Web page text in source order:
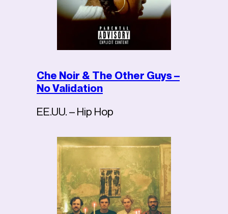
Che Noir & The Other Guys –
No Validation
EE.UU. – Hip Hop